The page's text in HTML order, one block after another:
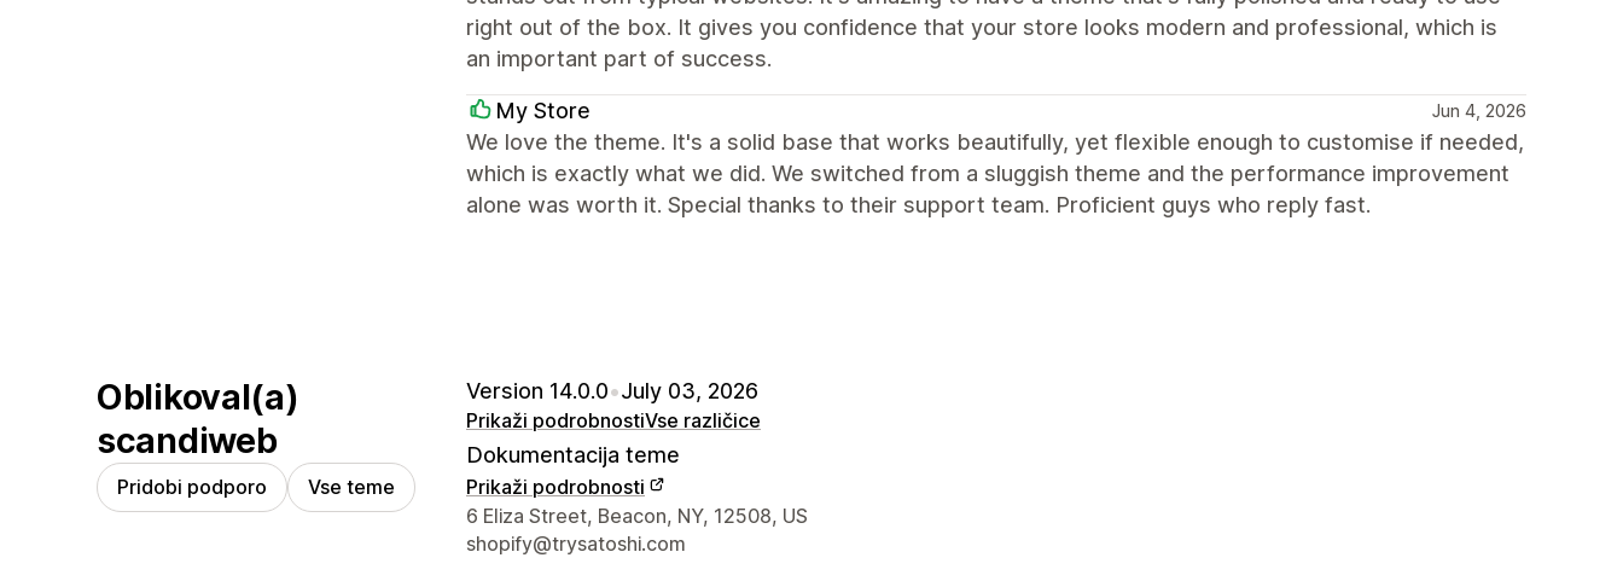
right out of the box. It gives you confidence that your store looks modern and professional, which is
an important part of success.
My Store Jun 4, 2026
We love the theme. It's a solid base that works beautifully, yet flexible enough to customise if needed,
which is exactly what we did. We switched from a sluggish theme and the performance improvement
alone was worth it. Special thanks to their support team. Proficient guys who reply fast.
Oblikoval(a)
scandiweb
Pridobi podporo Vse teme
Version 14.0.0•July 03, 2026
Prikaži podrobnostiVse različice
Dokumentacija teme
Prikaži podrobnosti
Podatki za stik z oblikovalcem
6 Eliza Street, Beacon, NY, 12508, US
shopify@trysatoshi.com